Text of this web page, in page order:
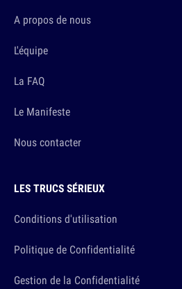
A propos de nous
L'équipe
La FAQ
Le Manifeste
Nous contacter
LES TRUCS SÉRIEUX
Conditions d'utilisation
Politique de Confidentialité
Gestion de la Confidentialité